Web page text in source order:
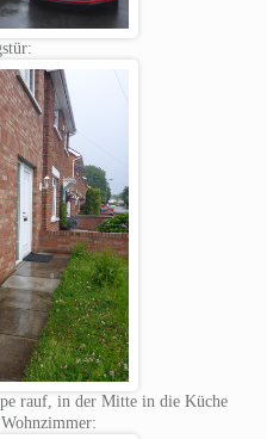
rauf, in der Mitte in die Küche